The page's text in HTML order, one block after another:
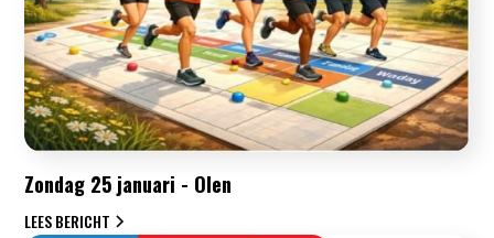
Zondag 25 januari - Olen
LEES BERICHT